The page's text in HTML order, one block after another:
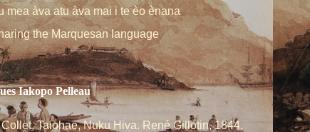
mea àva atu àva mai i te èo ènana
the Marquesan language
Iakopo Pelleau
Taiohae, Nuku Hiva. René Gillotin, 1844.